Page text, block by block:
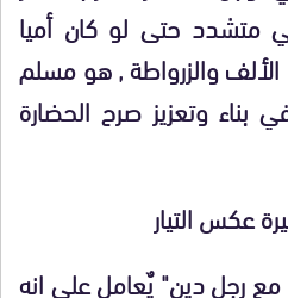
متشدد حتى لو كان أميا
الألف والزرواطة , هو مسلم
وتعزيز صرح الحضارة
عكس التيار
رجل دين" يٌعامل على انه